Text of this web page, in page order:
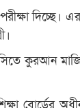
কুরআন
বোর্ডের